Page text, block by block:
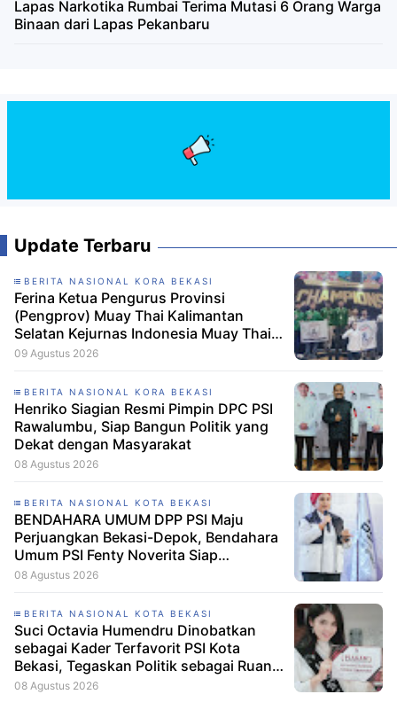
Lapas Narkotika Rumbai Terima Mutasi 6 Orang Warga
Binaan dari Lapas Pekanbaru
Update Terbaru
BERITA NASIONAL KORA BEKASI
Ferina Ketua Pengurus Provinsi
(Pengprov) Muay Thai Kalimantan
Selatan Kejurnas Indonesia Muay Thai
Championship 2026 Berjalan Lancar,
09 Agustus 2026
BERITA NASIONAL KORA BEKASI
Henriko Siagian Resmi Pimpin DPC PSI
Rawalumbu, Siap Bangun Politik yang
Dekat dengan Masyarakat
08 Agustus 2026
BERITA NASIONAL KOTA BEKASI
BENDAHARA UMUM DPP PSI Maju
Perjuangkan Bekasi-Depok, Bendahara
Umum PSI Fenty Noverita Siap
Bertarung di Dapil Jabar VI
08 Agustus 2026
BERITA NASIONAL KOTA BEKASI
Suci Octavia Humendru Dinobatkan
sebagai Kader Terfavorit PSI Kota
Bekasi, Tegaskan Politik sebagai Ruang
untuk Bertumbuh Bersama
08 Agustus 2026